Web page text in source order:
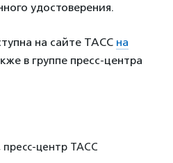
удостоверения.
на сайте ТАСС на
в группе пресс-центра
пресс-центр ТАСС